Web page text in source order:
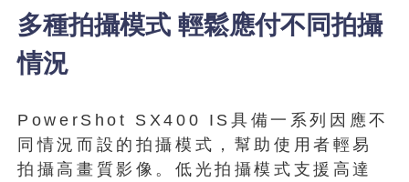
多種拍攝模式 輕鬆應付不同拍攝
情況
PowerShot SX400 IS具備一系列因應不
同情況而設的拍攝模式，幫助使用者輕易
拍攝高畫質影像。低光拍攝模式支援高達